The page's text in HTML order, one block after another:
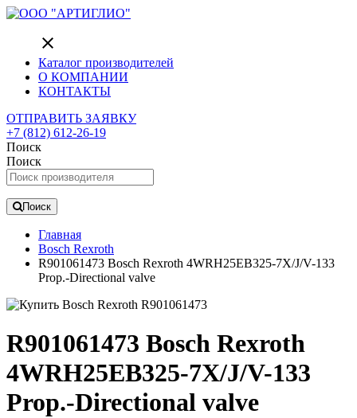
close
Каталог производителей
О КОМПАНИИ
КОНТАКТЫ
ОТПРАВИТЬ ЗАЯВКУ
+7 (812) 612-26-19
Поиск
Поиск
Поиск
Главная
Bosch Rexroth
R901061473 Bosch Rexroth 4WRH25EB325-7X/J/V-133
Prop.-Directional valve
R901061473 Bosch Rexroth
4WRH25EB325-7X/J/V-133
Prop.-Directional valve